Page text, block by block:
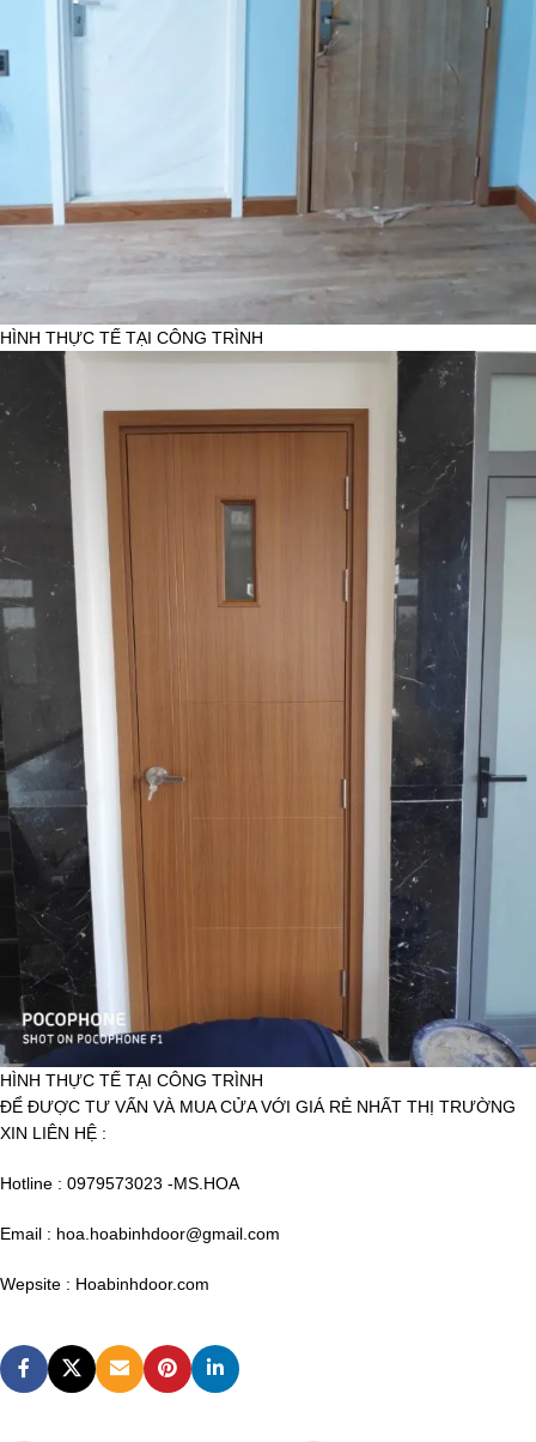
HÌNH THỰC TẾ TẠI CÔNG TRÌNH
HÌNH THỰC TẾ TẠI CÔNG TRÌNH
ĐỂ ĐƯỢC TƯ VẤN VÀ MUA CỬA VỚI GIÁ RẺ NHẤT THỊ TRƯỜNG
XIN LIÊN HỆ :
Hotline : 0979573023 -MS.HOA
Email : hoa.hoabinhdoor@gmail.com
Wepsite : Hoabinhdoor.com